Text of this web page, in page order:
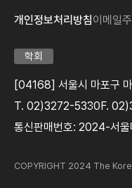
개인정보처리방침이메일
학회
[04168] 서울시 마포구
T. 02)3272-5330F.
통신판매번호: 2024-서
COPYRIGHT 2024 The